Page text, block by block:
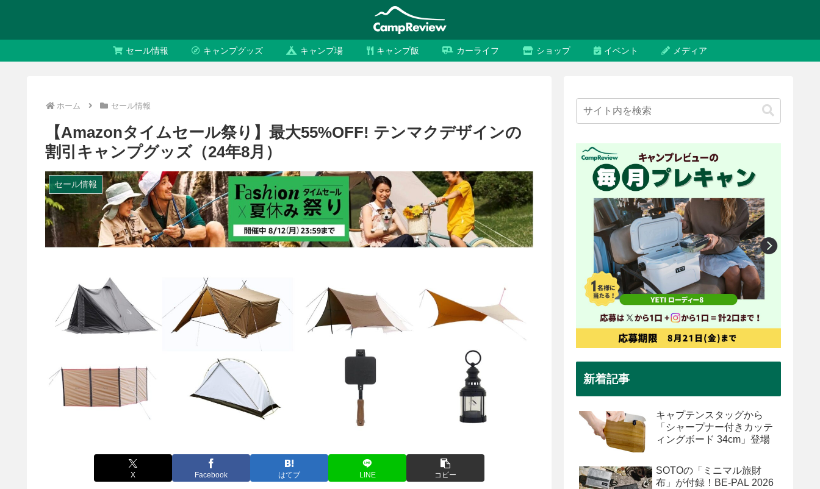
セール情報 キャンプグッズ キャンプ場 キャンプ飯 カーライフ ショップ イベント メディア
ホーム セール情報
【Amazonタイムセール祭り】最大55%OFF! テンマクデザインの
割引キャンプグッズ（24年8月）
セール情報
X Facebook はてブ LINE コピー
新着記事
キャプテンスタッグから
「シャープナー付きカッテ
ィングボード 34cm」登場
SOTOの「ミニマル旅財
布」が付録！BE-PAL 2026